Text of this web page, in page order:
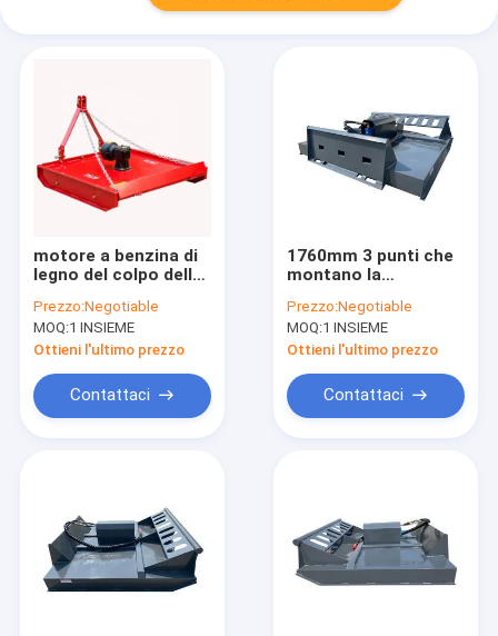
motore a benzina di
legno del colpo della
falciatrice da
giardino di
decespugliatore
dell'erba del manzo
di scivolo di 1560mm
Prezzo:Negotiable
MOQ:1 INSIEME
Ottieni l'ultimo prezzo
Contattaci
1760mm 3 punti che
montano la
temperato di
decespugliatore
dell'erba del trattore
Prezzo:Negotiable
MOQ:1 INSIEME
Ottieni l'ultimo prezzo
Contattaci